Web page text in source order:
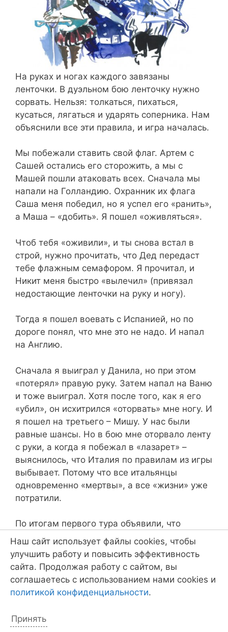
На руках и ногах каждого завязаны
ленточки. В дуэльном бою ленточку нужно
сорвать. Нельзя: толкаться, пихаться,
кусаться, лягаться и ударять соперника. Нам
объяснили все эти правила, и игра началась.
Мы побежали ставить свой флаг. Артем с
Сашей остались его сторожить, а мы с
Машей пошли атаковать всех. Сначала мы
напали на Голландию. Охранник их флага
Саша меня победил, но я успел его «ранить»,
а Маша – «добить». Я пошел «оживляться».
Чтоб тебя «оживили», и ты снова встал в
строй, нужно прочитать, что Дед передаст
тебе флажным семафором. Я прочитал, и
Никит меня быстро «вылечил» (привязал
недостающие ленточки на руку и ногу).
Тогда я пошел воевать с Испанией, но по
дороге понял, что мне это не надо. И напал
на Англию.
Сначала я выиграл у Данила, но при этом
«потерял» правую руку. Затем напал на Ваню
и тоже выиграл. Хотя после того, как я его
«убил», он исхитрился «оторвать» мне ногу. И
я пошел на третьего – Мишу. У нас были
равные шансы. Но в бою мне оторвало ленту
с руки, а когда я побежал в «лазарет» –
выяснилось, что Италия по правилам из игры
выбывает. Потому что все итальянцы
одновременно «мертвы», а все «жизни» уже
потратили.
По итогам первого тура объявили, что
вообще осталось только две «страны» –
Англия и Испания. Весь мой экипаж перешел
на сторону Англии.
Теперь для того, чтоб «оживить» человека,
нужно использовать флаг.
Англия выбрала меня королем, и мы пошли
Наш сайт использует файлы cookies, чтобы
улучшить работу и повысить эффективность
сайта. Продолжая работу с сайтом, вы
соглашаетесь с использованием нами cookies и
политикой конфиденциальности.
Принять